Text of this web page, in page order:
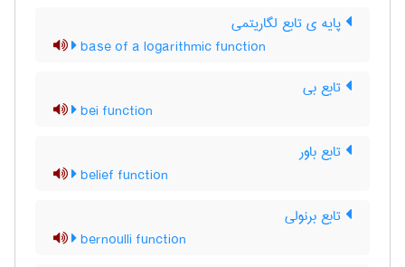
پایه ی تابع لگاریتمی
base of a logarithmic function
تابع بی
bei function
تابع باور
belief function
تابع برنولی
bernoulli function